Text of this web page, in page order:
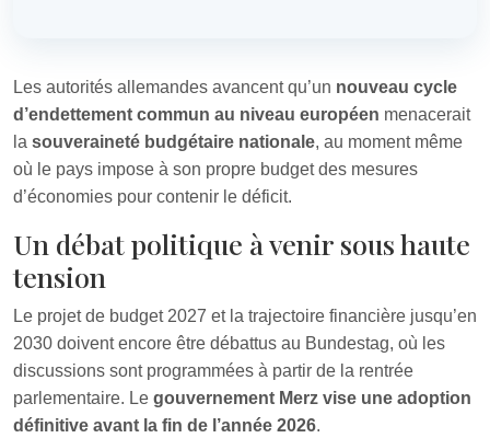
Les autorités allemandes avancent qu’un nouveau cycle
d’endettement commun au niveau européen menacerait
la souveraineté budgétaire nationale, au moment même
où le pays impose à son propre budget des mesures
d’économies pour contenir le déficit.
Un débat politique à venir sous haute
tension
Le projet de budget 2027 et la trajectoire financière jusqu’en
2030 doivent encore être débattus au Bundestag, où les
discussions sont programmées à partir de la rentrée
parlementaire. Le gouvernement Merz vise une adoption
définitive avant la fin de l’année 2026.